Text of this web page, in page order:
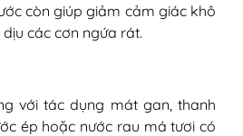
còn giúp giảm cảm giác khô
các cơn ngứa rát.
với tác dụng mát gan, thanh
ép hoặc nước rau má tươi có